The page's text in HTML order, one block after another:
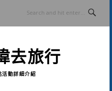
去旅行
活動詳細介紹